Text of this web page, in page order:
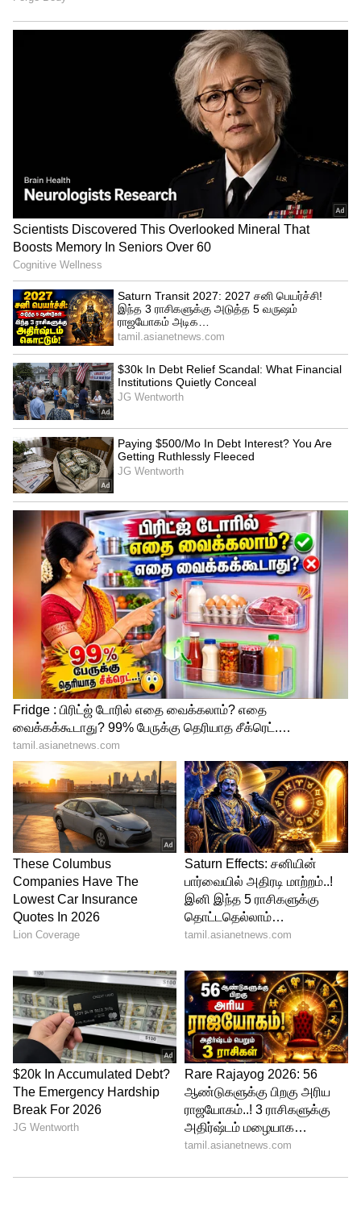
உறுதிப்படுத்தும் விதமாக அவர்களது
திருமண பத்திரிக்கை ஒன்று சமூக
வலைதளங்களில் வெளியாகி வைரலாகி
வருகிறது. அந்த பத்திரிக்கையில்,
அவர்களது திருமணம் வருகிற ஜூன் மாதம்
9-ந் தேதி நடைபெற இருப்பதாக
குறிப்பிடப்பட்டு உள்ளது. மேலும் அவர்களது
திருமணம் மகாபலிபுரத்தில் உள்ள தனியார்
நட்சத்திர விடுதியில் நடைபெற
உள்ளதாகவும் அதில் குறிப்பிட்டுள்ளனர்.
திருமணத்திற்கான ஏற்பாடுகள் முழுவீச்சில்
நடைபெற்று வருகிறதாம். இந்த திருமண
விழாவில் கோலிவுட், பாலிவுட், டோலிவுட்
என பல்வேறு திரையுலகை சேர்ந்த
முன்னணி நடிகர், நடிகைகள் மற்றும்
இயக்குனர்கள கலந்துகொள்ள உள்ளதாக
தகவல் வெளியாகி உள்ளது. விரைவில்
இதற்கான அதிகாரப்பூர்வ அறிவிப்பை
நயனும், விக்கியும் வெளியிடுவர் என
இதையும் படியுங்கள்... Simbu : மரணப்
படுக்கையில் டி.ராஜேந்தர்... சிம்புவின்
நடத்தை தான் காரணமா?
LATEST VIDEOS